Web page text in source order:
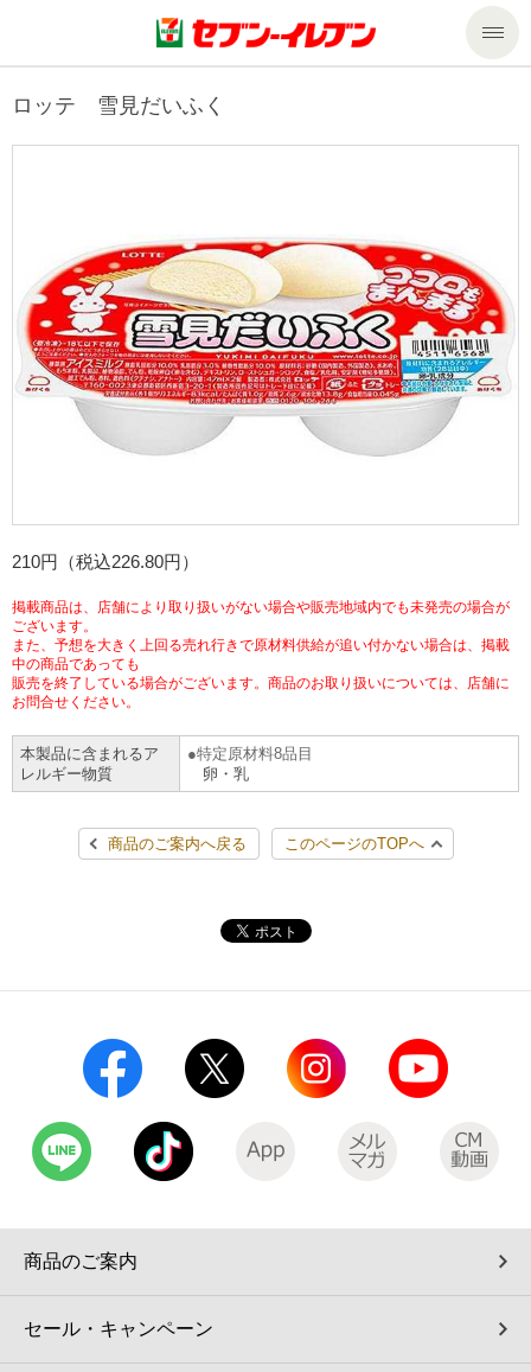
商品のご案内
来週の新商品
商品カテゴリ一覧
セブンプレミアム
ギフト
プリペイドカード・金券
ニンテンドー・ダウンロードカード
サービストップ
nanacoトップ
マルチコピー機でできること
コピー
プリント
スキャン
ファクス
チケット
学び・教育
宅配便
切手・はがき・印紙
セブン銀行ATM
ご利用可能なお支払い方法
各種料金のお支払い
コインランドリー（店舗限定）
宅配ロッカー（店舗限定）
自転車シェアリング（店舗限定）
モバイルバッテリーシェアリング（店舗限定）
モバイルWi-Fiバッテリーシェアリング（店舗限定）
チケットサービス
セブンチケット
チケットぴあ
イープラス
CNプレイガイド
セブン‐イレブンでお受取り
タワーレコード
セブンネットショッピング
停電時のサービス停止のお知らせ
企業情報
企業情報トップ
ニュースリリース
企業理念
会社概要
貸借対照表・損益計算書
沿革
国内店舗数
セブン‐イレブンの「商品力」
セブン-イレブンの横顔
セブン-イレブンの歴史
私たちの取組み
サステナビリティ
セブン＆アイ・ホールディングスの重点課題
サステナビリティ活動基本方針
サステナビリティ推進体制
GREEN CHALLENGE 2050
4VISIONS
報告書ライブラリー
加盟店オーナー募集 物件募集・購入
アルバイト情報
お問い合わせ
English (Corporate)
ภาษาไทย(บริการ)
ロッテ 雪見だいふく
210円（税込226.80円）
掲載商品は、店舗により取り扱いがない場合や販売地域内でも未発売の場合が
ございます。
また、予想を大きく上回る売れ行きで原材料供給が追い付かない場合は、掲載
中の商品であっても
販売を終了している場合がございます。商品のお取り扱いについては、店舗に
お問合せください。
本製品に含まれるア
レルギー物質
特定原材料8品目
卵・乳
商品のご案内へ戻る このページのTOPへ
商品のご案内
セール・キャンペーン